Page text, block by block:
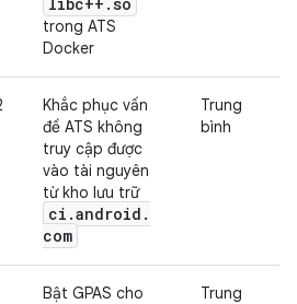
trong ATS
Docker
Khắc phục vấn
đề ATS không
truy cập được
vào tài nguyên
từ kho lưu trữ
ci .android .
com
Trung
bình
Bật GPAS cho
Trung